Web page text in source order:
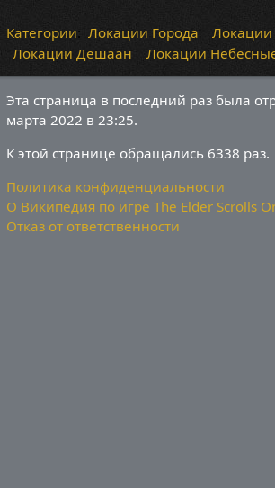
Категории: Локации Города
Локации
Локации Дешаан
Локации
Эта страница в последний раз была
марта 2022 в 23:25.
К этой странице обращались 6338 раз.
Политика конфиденциальности
О Википедия по игре The Elder Scrolls
Отказ от ответственности